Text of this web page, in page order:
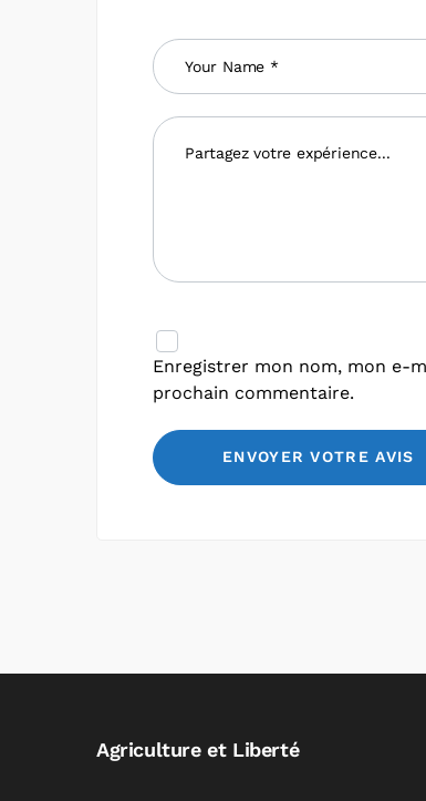
Enregistrer mon nom, mon e-
prochain commentaire.
Agriculture et Liberté